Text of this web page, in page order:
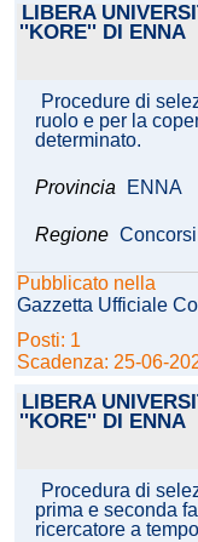
LIBERA
''KORE'' DI ENNA
Procedure di
ruolo e per la
determinato.
Provincia ENNA
Regione
Pubblicato nella
Gazzetta Ufficiale
Posti: 1
Scadenza: 25-06-
LIBERA
''KORE'' DI ENNA
Procedura di
prima e seconda
ricercatore a